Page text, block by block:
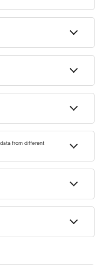
számára
hírlevelünkkel!